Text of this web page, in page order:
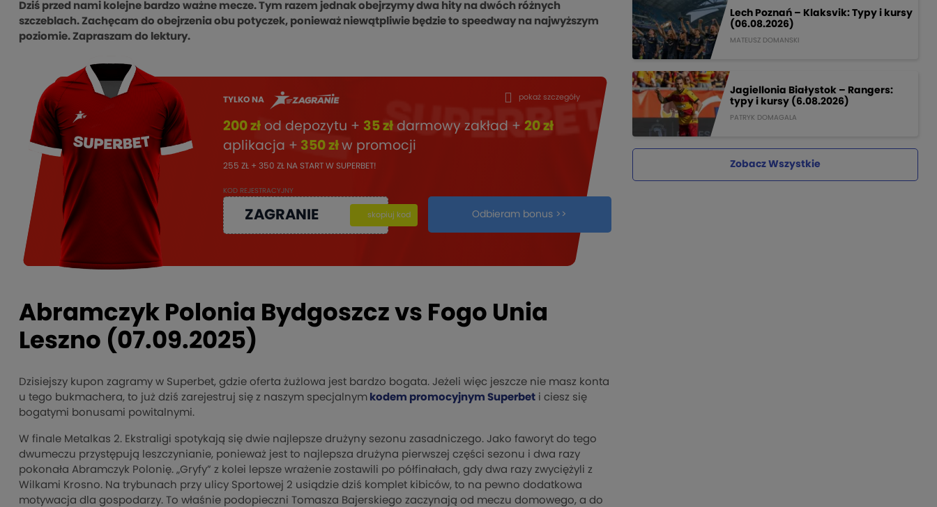
Dziś przed nami kolejne bardzo ważne mecze. Tym razem jednak obejrzymy dwa hity na dwóch różnych
szczeblach. Zachęcam do obejrzenia obu potyczek, ponieważ niewątpliwie będzie to speedway na najwyższym
poziomie. Zapraszam do lektury.
TYLKO NA
200 zł od depozytu + 35 zł darmowy zakład +20 zł
aplikacja + 350 złw promocji
255 ZŁ + 350 ZŁ NA START W SUPERBET!
KOD REJESTRACYJNY
ZAGRANIE kopiuj
skopiuj kod Odbieram bonus >>
pokaż szczegóły
Abramczyk Polonia Bydgoszcz vs Fogo Unia
Leszno (07.09.2025)
Dzisiejszy kupon zagramy w Superbet, gdzie oferta żużlowa jest bardzo bogata. Jeżeli więc jeszcze nie masz konta
u tego bukmachera, to już dziś zarejestruj się z naszym specjalnym kodem promocyjnym Superbet i ciesz się
bogatymi bonusami powitalnymi.
W finale Metalkas 2. Ekstraligi spotykają się dwie najlepsze drużyny sezonu zasadniczego. Jako faworyt do tego
dwumeczu przystępują leszczynianie, ponieważ jest to najlepsza drużyna pierwszej części sezonu i dwa razy
pokonała Abramczyk Polonię. „Gryfy” z kolei lepsze wrażenie zostawili po półfinałach, gdy dwa razy zwyciężyli z
Wilkami Krosno. Na trybunach przy ulicy Sportowej 2 usiądzie dziś komplet kibiców, to na pewno dodatkowa
motywacja dla gospodarzy. To właśnie podopieczni Tomasza Bajerskiego zaczynają od meczu domowego, a do
Lech Poznań – Klaksvik: Typy i kursy
(06.08.2026)
MATEUSZ DOMANSKI
Jagiellonia Białystok – Rangers:
typy i kursy (6.08.2026)
PATRYK DOMAGALA
Zobacz Wszystkie